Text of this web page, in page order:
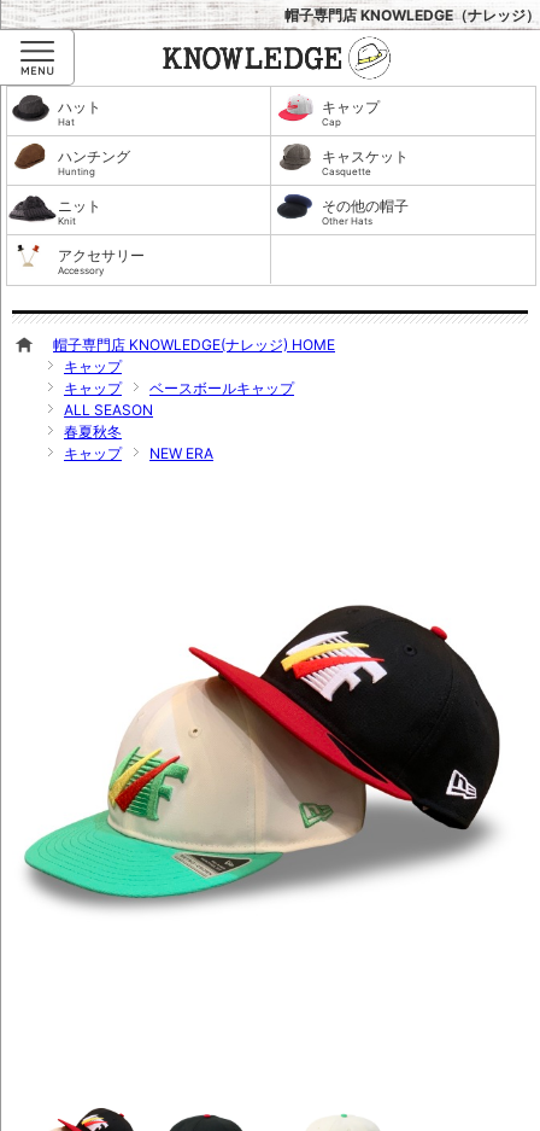
Menu
帽子専門店 KNOWLEDGE（ナレッジ）
ハット
Hat
キャップ
Cap
ハンチング
Hunting
キャスケット
Casquette
ニット
Knit
その他の帽子
Other Hats
アクセサリー
Accessory
帽子専門店 KNOWLEDGE(ナレッジ) HOME
キャップ
キャップ
ベースボールキャップ
ALL SEASON
春夏秋冬
キャップ
NEW ERA